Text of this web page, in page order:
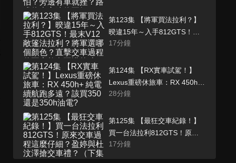
永遠停不好....?? 打敗你的開車
痛點，年度風雲車手....得獎的
是.....(秘)??
第123集 【將軍買法拉利？】
暌違15年～入手812GTS！最
末V12敞篷法拉利？將軍選哪
然有不懂的功能？（上集
17分鐘
第124集 【RX實車試駕！】
Lexus重磅休旅車：RX 450h+
純電續航跑多遠？該買350還是
Performance差在哪?
28分鐘
第125集 【最狂交車紀錄！】
買一台法拉利812GTS！原來
交車過程這麼仔細？盈婷與杜
17分鐘